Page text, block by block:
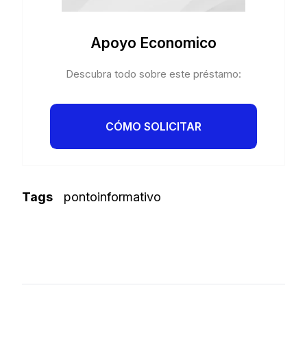
Apoyo Economico
Descubra todo sobre este préstamo:
CÓMO SOLICITAR
Tags pontoinformativo